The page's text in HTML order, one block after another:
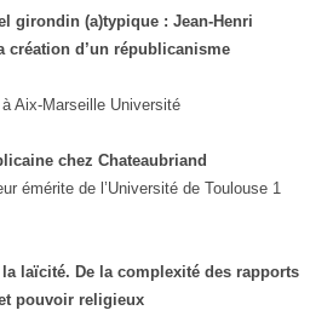
girondin (a)typique : Jean-Henri
création d’un républicanisme
à Aix-Marseille Université
chez Chateaubriand
émérite de l’Université de Toulouse 1
laïcité. De la complexité des rapports
pouvoir religieux